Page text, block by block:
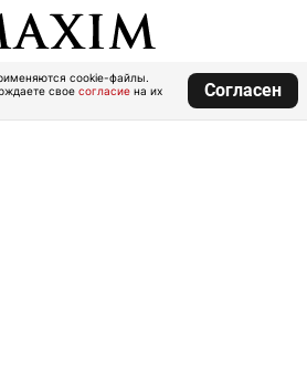
cookie-файлы.
свое согласие на их
Согласен